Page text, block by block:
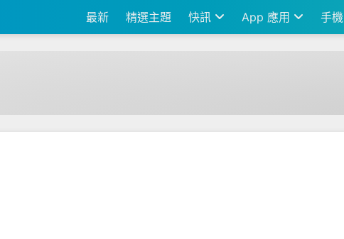
最新 精選主題 快訊 App 應用 手機
0 經驗的新手花多久能學會 DJI Mavic Mini？怎麼拍都有電影大片感